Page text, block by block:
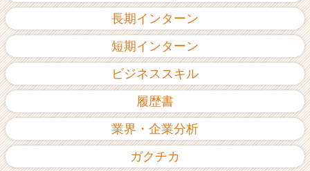
長期インターン
短期インターン
ビジネススキル
履歴書
業界・企業分析
ガクチカ